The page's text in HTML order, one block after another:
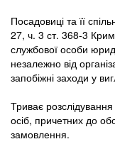
Посадовиці та її
27, ч. 3 ст. 368-3
службової особи
незалежно від
запобіжні заходи у
Триває
осіб, причетних до
замовлення.